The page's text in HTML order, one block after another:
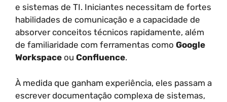
e sistemas de TI. Iniciantes necessitam de fortes
habilidades de comunicação e a capacidade de
absorver conceitos técnicos rapidamente, além
de familiaridade com ferramentas como Google
Workspace ou Confluence.
À medida que ganham experiência, eles passam a
escrever documentação complexa de sistemas,